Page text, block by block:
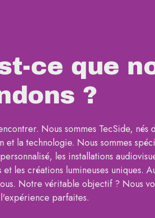
ce que
?
Nous sommes TecSide, nés
et la technologie. Nous sommes
les installations
les créations lumineuses uniques.
Notre véritable objectif ? Nous
parfaites.